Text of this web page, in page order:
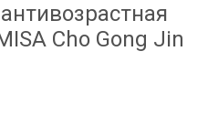
Cho Gong Jin